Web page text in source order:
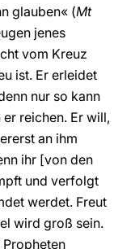
glauben« (Mt
jenes
vom Kreuz
ist. Er erleidet
nur so kann
reichen. Er will,
an ihm
ihr [von den
und verfolgt
werdet. Freut
wird groß sein.